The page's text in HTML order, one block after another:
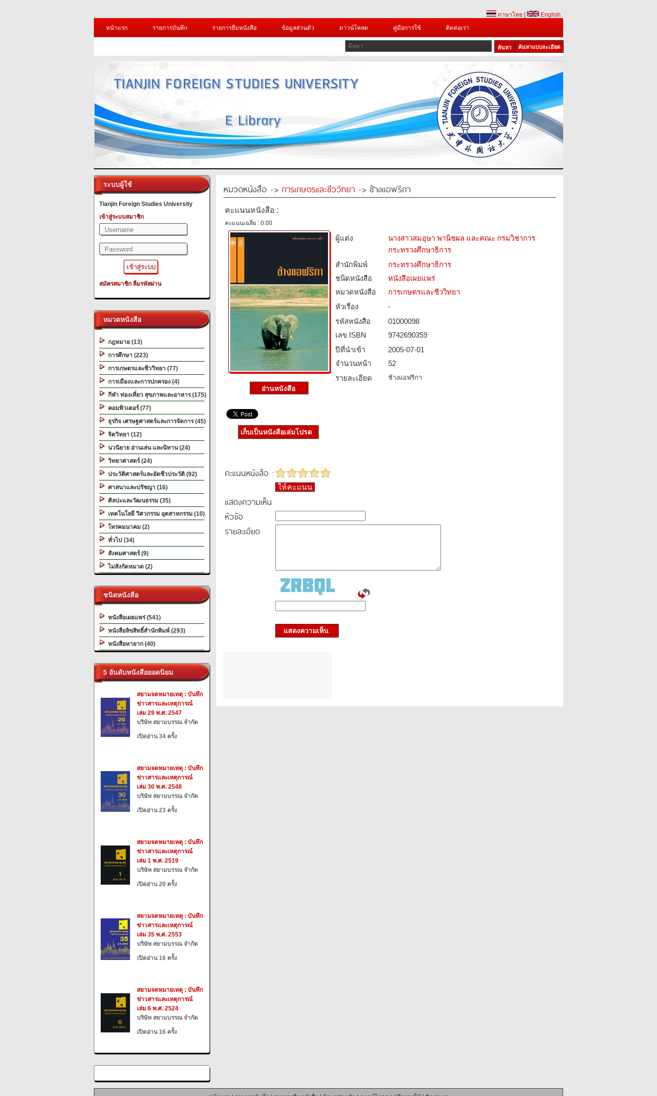
ภาษาไทย
English
หน้าแรก
รายการบันทึก รายการยืมหนังสือ ข้อมูลส่วนตัว ดาวน์โหลด คู่มือการใช้ ติดต่อเรา
ค้นหาแบบละเอียด
ระบบผู้ใช้
Tianjin Foreign Studies University
เข้าสู่ระบบสมาชิก
สมัครสมาชิก ลืมรหัสผ่าน
หมวดหนังสือ
กฎหมาย (13)
การศึกษา (223)
การเกษตรและชีววิทยา (77)
การเมืองและการปกครอง (4)
กีฬา ท่องเที่ยว สุขภาพและอาหาร (175)
คอมพิวเตอร์ (77)
ธุรกิจ เศรษฐศาสตร์และการจัดการ (45)
จิตวิทยา (12)
นวนิยาย อ่านเล่น และนิทาน (24)
วิทยาศาสตร์ (24)
ประวัติศาสตร์และอัตชีวประวัติ (92)
ศาสนาและปรัชญา (16)
ศิลปะและวัฒนธรรม (35)
เทคโนโลยี วิศวกรรม อุตสาหกรรม (10)
โทรคมนาคม (2)
ทั่วไป (34)
สังคมศาสตร์ (9)
ไม่สังกัดหมวด (2)
ชนิดหนังสือ
หนังสือเผยแพร่ (541)
หนังสือลิขสิทธิ์สำนักพิมพ์ (293)
หนังสือหายาก (40)
5 อันดับหนังสือยอดนิยม
สยามจดหมายเหตุ : บันทึก
ข่าวสารและเหตุการณ์
เล่ม 29 พ.ศ. 2547
บริษัท สยามบรรณ จำกัด
เปิดอ่าน 34 ครั้ง
สยามจดหมายเหตุ : บันทึก
ข่าวสารและเหตุการณ์
เล่ม 30 พ.ศ. 2548
บริษัท สยามบรรณ จำกัด
เปิดอ่าน 23 ครั้ง
สยามจดหมายเหตุ : บันทึก
ข่าวสารและเหตุการณ์
เล่ม 1 พ.ศ. 2519
บริษัท สยามบรรณ จำกัด
เปิดอ่าน 20 ครั้ง
สยามจดหมายเหตุ : บันทึก
ข่าวสารและเหตุการณ์
เล่ม 35 พ.ศ. 2553
บริษัท สยามบรรณ จำกัด
เปิดอ่าน 16 ครั้ง
สยามจดหมายเหตุ : บันทึก
ข่าวสารและเหตุการณ์
เล่ม 6 พ.ศ. 2524
บริษัท สยามบรรณ จำกัด
เปิดอ่าน 16 ครั้ง
หมวดหนังสือ -> การเกษตรและชีววิทยา -> ช้างแอฟริกา
คะแนนหนังสือ :
คะแนนเฉลี่ย : 0.00
ผู้แต่ง
นางสาวสมอุษา พานิชผล และคณะ กรมวิชาการ
กระทรวงศึกษาธิการ
สำนักพิมพ์
กระทรวงศึกษาธิการ
ชนิดหนังสือ­
หนังสือเผยแพร่
หมวดหนังสือ­
การเกษตรและชีววิทยา
หัวเรื่อง
-
รหัสหนังสือ­
01000098
เลข ISBN
9742690359
ปีที่นำเข้า
2005-07-01
จำนวนหน้า
52
รายละเอียด
ช้างแอฟริกา
เก็บเป็นหนังสือเล่มโปรด
คะแนนหนังสือ :
ให้คะแนน
แสดงความเห็น
หัวข้อ
รายละเอียด
แสดงความเห็น